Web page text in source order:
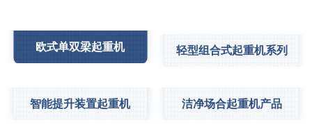
欧式单双梁起重机 轻型组合式起重机系列
智能提升装置起重机 洁净场合起重机产品